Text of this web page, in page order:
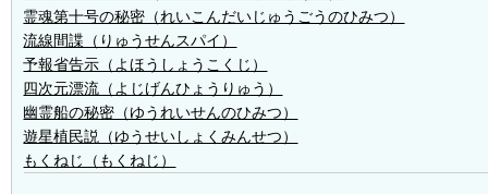
霊魂第十号の秘密（れいこんだいじゅうごうのひみつ）
流線間諜（りゅうせんスパイ）
予報省告示（よほうしょうこくじ）
四次元漂流（よじげんひょうりゅう）
幽霊船の秘密（ゆうれいせんのひみつ）
遊星植民説（ゆうせいしょくみんせつ）
もくねじ（もくねじ）